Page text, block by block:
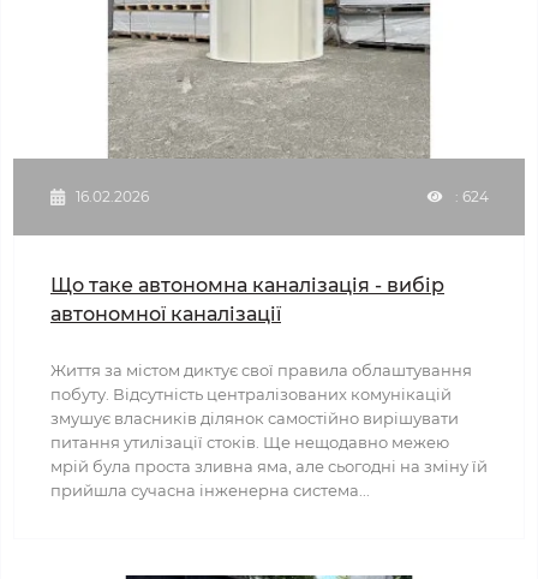
16.02.2026 : 624
Що таке автономна каналізація - вибір
автономної каналізації
Життя за містом диктує свої правила облаштування
побуту. Відсутність централізованих комунікацій
змушує власників ділянок самостійно вирішувати
питання утилізації стоків. Ще нещодавно межею
мрій була проста зливна яма, але сьогодні на зміну їй
прийшла сучасна інженерна система...